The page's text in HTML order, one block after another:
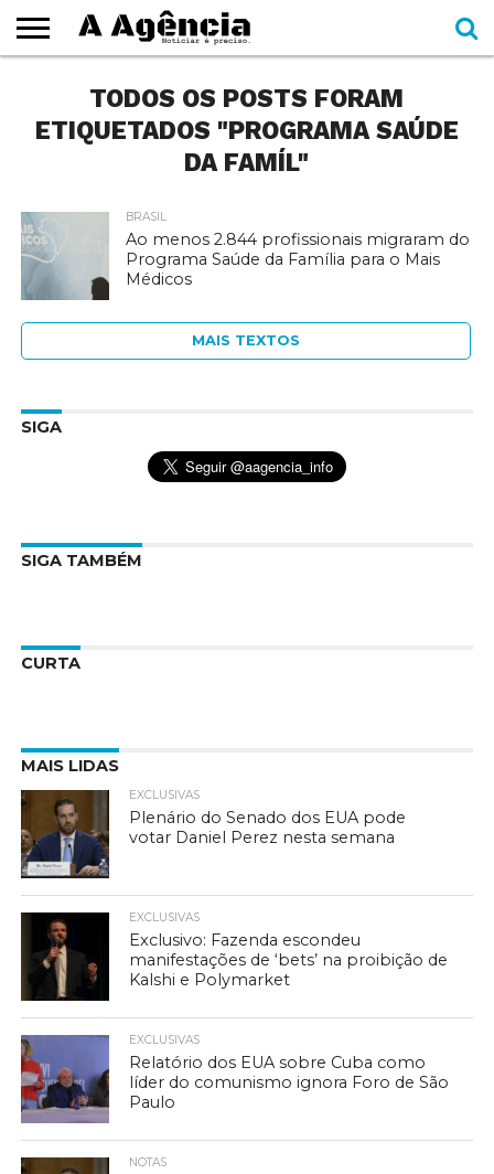
CADERNOS
SEÇÕES
ESPECIAIS
COMO
AJUDAR
CONTATOTODOS OS POSTS FORAM
ETIQUETADOS "PROGRAMA SAÚDE
DA FAMÍL"
BRASIL
Ao menos 2.844 profissionais migraram do
Programa Saúde da Família para o Mais
Médicos
MAIS TEXTOS
SIGA
SIGA TAMBÉM
CURTA
MAIS LIDAS
EXCLUSIVAS
Plenário do Senado dos EUA pode
votar Daniel Perez nesta semana
EXCLUSIVAS
Exclusivo: Fazenda escondeu
manifestações de ‘bets’ na proibição de
Kalshi e Polymarket
EXCLUSIVAS
Relatório dos EUA sobre Cuba como
líder do comunismo ignora Foro de São
Paulo
NOTAS